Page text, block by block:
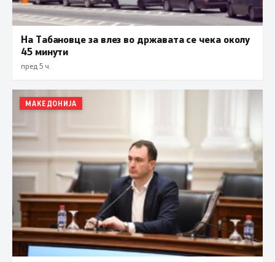
На Табановце за влез во државата се чека околу
45 минути
пред 5 ч.
МАКЕДОНИЈА